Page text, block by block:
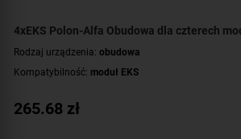
4xEKS Polon-Alfa Obudowa dla czterech
Rodzaj urządzenia: obudowa
Kompatybilność: moduł EKS
265.68 zł